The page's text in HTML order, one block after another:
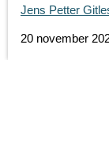
Jens Petter
20 november